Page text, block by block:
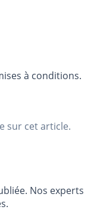
à conditions.
sur cet article.
Nos experts